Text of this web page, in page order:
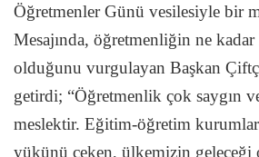
Öğretmenler Günü vesilesiyle bir
Mesajında, öğretmenliğin ne
olduğunu vurgulayan Başkan
getirdi; “Öğretmenlik çok saygın
meslektir. Eğitim-öğretim
yükünü çeken, ülkemizin geleceği